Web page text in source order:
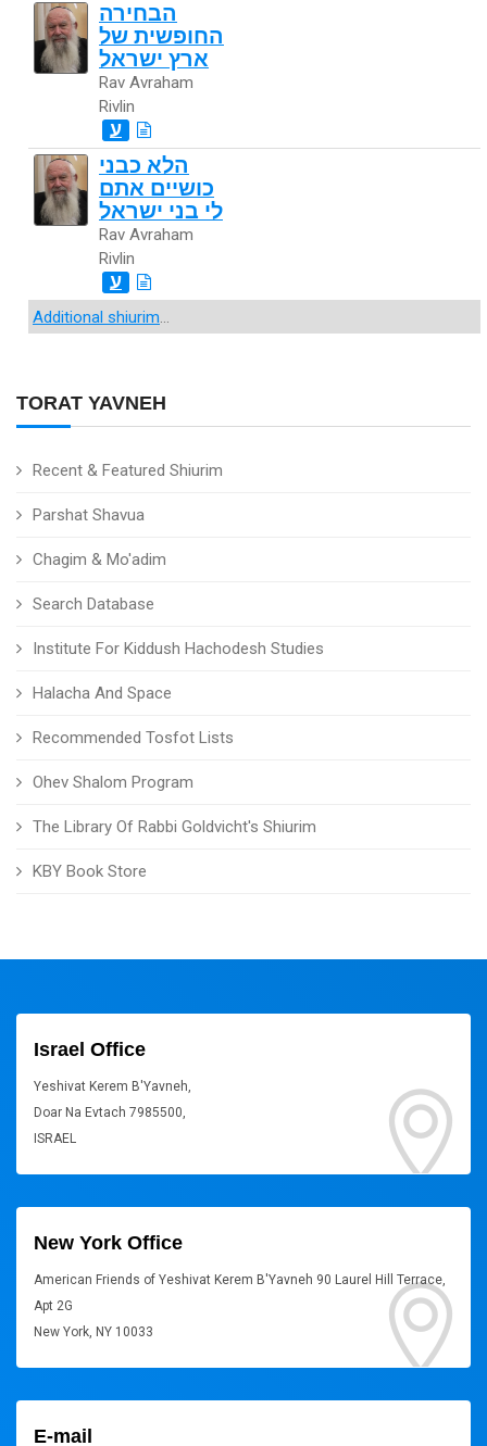
TORAT YAVNEH
Recent & Featured Shiurim
Parshat Shavua
Chagim & Mo'adim
Search Database
Institute For Kiddush Hachodesh Studies
Halacha And Space
Recommended Tosfot Lists
Ohev Shalom Program
The Library Of Rabbi Goldvicht's Shiurim
KBY Book Store
הבחירה
החופשית של
ארץ ישראל
Rav Avraham
Rivlin
ע
הלא כבני
כושיים אתם
לי בני ישראל
Rav Avraham
Rivlin
ע
Additional shiurim...
Israel Office
Yeshivat Kerem B'Yavneh,
Doar Na Evtach 7985500,
ISRAEL
New York Office
American Friends of Yeshivat Kerem B'Yavneh 90 Laurel Hill Terrace,
Apt 2G
New York, NY 10033
E-mail